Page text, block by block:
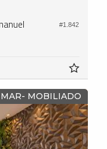
#1.842
MOBILIADO